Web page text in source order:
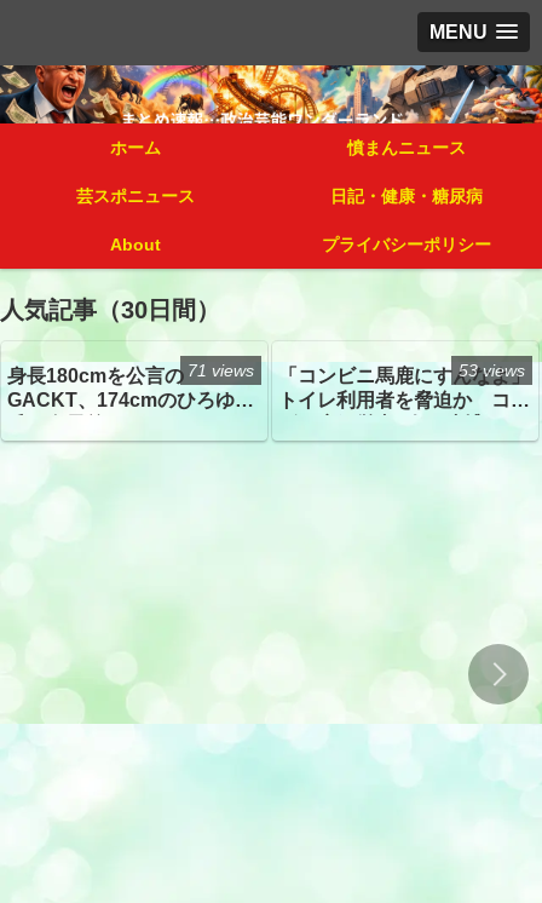
MENU
ホーム 憤まんニュース
芸スポニュース 日記・健康・糖尿病
About プライバシーポリシー
人気記事（30日間）
身長180cmを公言の
GACKT、174cmのひろゆき
トざわつき イベントでの写
71 views
「コンビニ馬鹿にすんなよ」
トイレ利用者を脅迫か コン
53 views